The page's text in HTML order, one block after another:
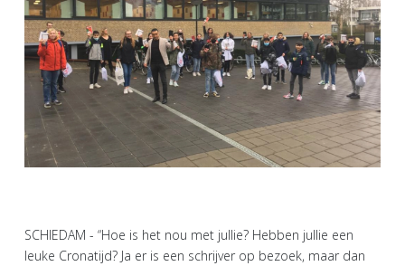
SCHIEDAM - “Hoe is het nou met jullie? Hebben jullie een
leuke Cronatijd? Ja er is een schrijver op bezoek, maar dan